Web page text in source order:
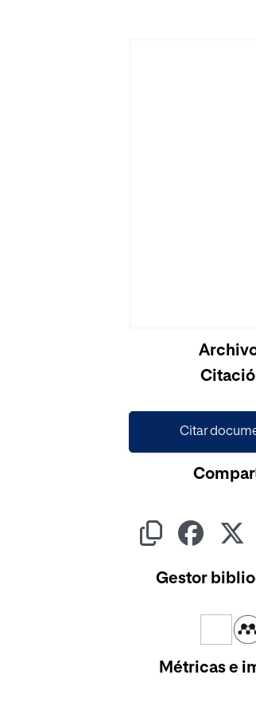
Citar
Gestor
Métricas e